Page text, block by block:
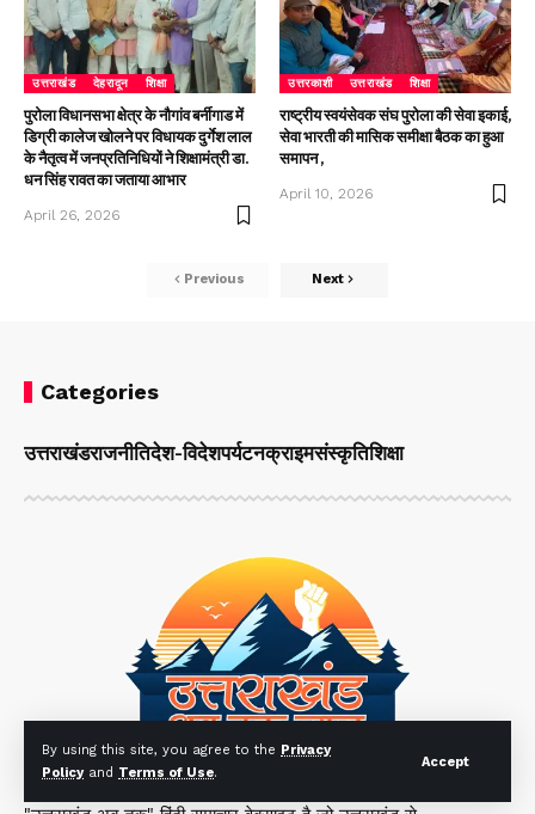
By using this site, you agree to the Privacy
Policyand Terms of Use.
Accept
उत्तराखंड देहरादून शिक्षा
पुरोला विधानसभा क्षेत्र के नौगांव बर्नीगाड में
डिग्री कालेज खोलने पर विधायक दुर्गेश लाल
के नैतृत्व में जनप्रतिनिधियों ने शिक्षामंत्री डा.
धन सिंह रावत का जताया आभार
April 26, 2026
उत्तरकाशी उत्तराखंड शिक्षा
राष्ट्रीय स्वयंसेवक संघ पुरोला की सेवा इकाई,
सेवा भारती की मासिक समीक्षा बैठक का हुआ
समापन ,
April 10, 2026
Previous Next
Categories
उत्तराखंडराजनीतिदेश-विदेशपर्यटनक्राइमसंस्कृतिशिक्षा